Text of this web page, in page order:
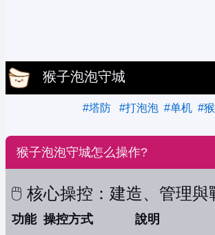
猴子泡泡守城
#塔防 #打泡泡 #单机 #
猴子泡泡守城怎么操作?
🖱️ 核心操控：建造、管理與
功能 操控方式
說明